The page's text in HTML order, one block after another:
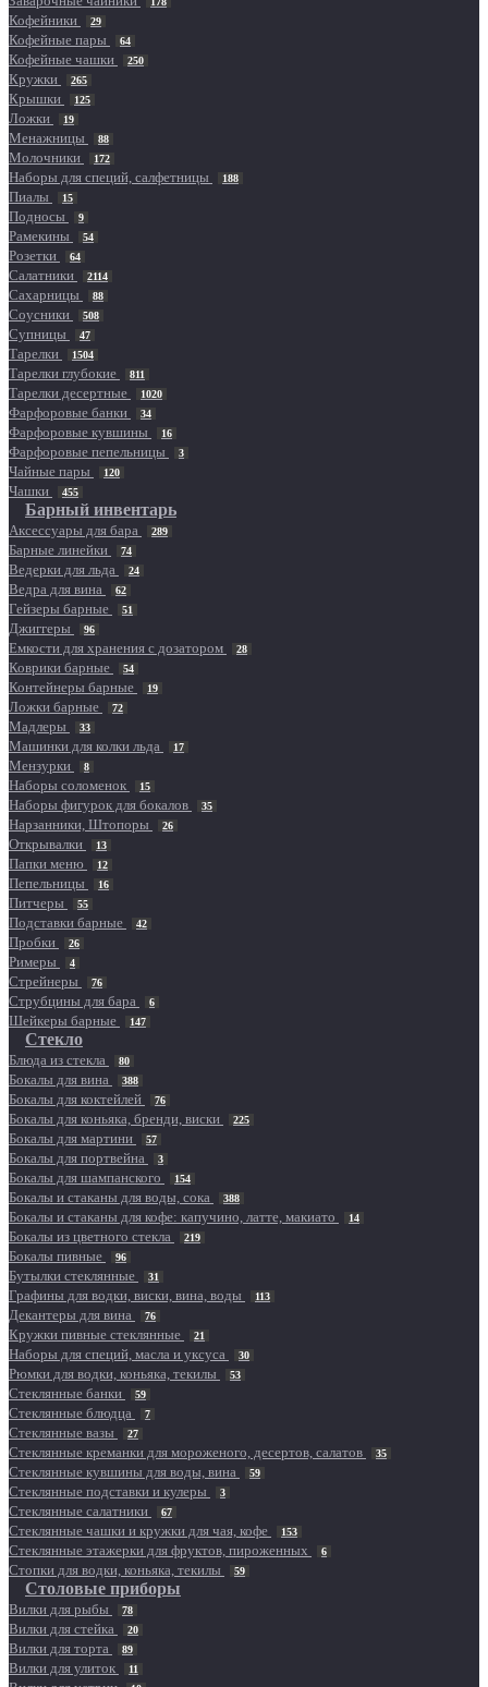
Кофейники 29
Кофейные пары 64
Кофейные чашки 250
Кружки 265
Крышки 125
Ложки 19
Менажницы 88
Молочники 172
Наборы для специй, салфетницы 188
Пиалы 15
Подносы 9
Рамекины 54
Розетки 64
Салатники 2114
Сахарницы 88
Соусники 508
Супницы 47
Тарелки 1504
Тарелки глубокие 811
Тарелки десертные 1020
Фарфоровые банки 34
Фарфоровые кувшины 16
Фарфоровые пепельницы 3
Чайные пары 120
Чашки 455
Барный инвентарь
Аксессуары для бара 289
Барные линейки 74
Ведерки для льда 24
Ведра для вина 62
Гейзеры барные 51
Джиггеры 96
Емкости для хранения с дозатором 28
Коврики барные 54
Контейнеры барные 19
Ложки барные 72
Мадлеры 33
Машинки для колки льда 17
Мензурки 8
Наборы соломенок 15
Наборы фигурок для бокалов 35
Нарзанники, Штопоры 26
Открывалки 13
Папки меню 12
Пепельницы 16
Питчеры 55
Подставки барные 42
Пробки 26
Римеры 4
Стрейнеры 76
Струбцины для бара 6
Шейкеры барные 147
Стекло
Блюда из стекла 80
Бокалы для вина 388
Бокалы для коктейлей 76
Бокалы для коньяка, бренди, виски 225
Бокалы для мартини 57
Бокалы для портвейна 3
Бокалы для шампанского 154
Бокалы и стаканы для воды, сока 388
Бокалы и стаканы для кофе: капучино, латте, макиато 14
Бокалы из цветного стекла 219
Бокалы пивные 96
Бутылки стеклянные 31
Графины для водки, виски, вина, воды 113
Декантеры для вина 76
Кружки пивные стеклянные 21
Наборы для специй, масла и уксуса 30
Рюмки для водки, коньяка, текилы 53
Стеклянные банки 59
Стеклянные блюдца 7
Стеклянные вазы 27
Стеклянные креманки для мороженого, десертов, салатов 35
Стеклянные кувшины для воды, вина 59
Стеклянные подставки и кулеры 3
Стеклянные салатники 67
Стеклянные чашки и кружки для чая, кофе 153
Стеклянные этажерки для фруктов, пироженных 6
Стопки для водки, коньяка, текилы 59
Столовые приборы
Вилки для рыбы 78
Вилки для стейка 20
Вилки для торта 89
Вилки для улиток 11